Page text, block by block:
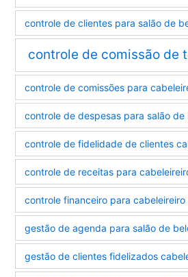
controle de clientes para salão de
controle de comissão de
controle de comissões para
controle de despesas para salão de
controle de fidelidade de clientes
controle de receitas para
controle financeiro para cabeleireiro
gestão de agenda para salão de
gestão de clientes fidelizados